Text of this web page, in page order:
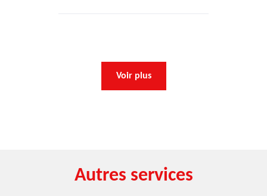
Voir plus
Autres services